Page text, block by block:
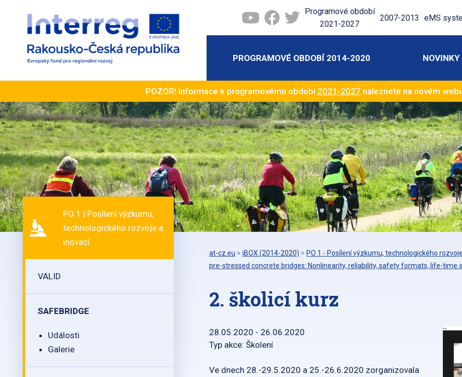
Programové období
2021-2027
2007-2013 eMS
PROGRAMOVÉ OBDOBÍ 2014-2020 NOVINKY
POZOR! Informace k programovému období 2021-2027 naleznete na novém
PO 1 | Posílení výzkumu,
technologického rozvoje a
inovací
VALID
SAFEBRIDGE
Události
Galerie
at-cz.eu > iBOX (2014-2020) > PO 1 - Posílení výzkumu, technologického
pre-stressed concrete bridges: Nonlinearity, reliability, safety formats, life-time
2. školicí kurz
28.05.2020 - 26.06.2020
Typ akce: Školení
Ve dnech 28.-29.5.2020 a 25.-26.6.2020 zorganizovala